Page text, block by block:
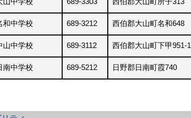
和中学校 689-3212 西伯郡大山町名和648
山中学校 689-3112 西伯郡大山町下甲951-1
南中学校 689-5212 日野郡日南町霞740